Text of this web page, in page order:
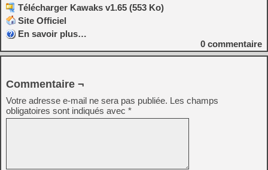
Télécharger Kawaks v1.65 (553 Ko)
Site Officiel
En savoir plus…
0 commentaire
Commentaire ¬
Votre adresse e-mail ne sera pas publiée. Les champs
obligatoires sont indiqués avec *